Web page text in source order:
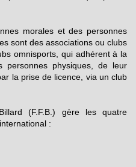
morales et des personnes
sont des associations ou clubs
omnisports, qui adhérent à la
physiques, de leur
la prise de licence, via un club
(F.F.B.) gère les quatre
: